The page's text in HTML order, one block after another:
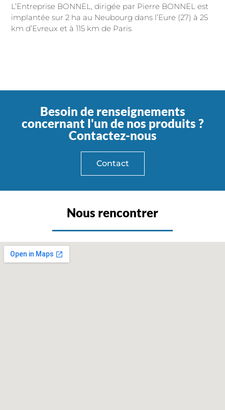
L’Entreprise BONNEL, dirigée par Pierre BONNEL est
implantée sur 2 ha au Neubourg dans l’Eure (27) à 25
km d’Evreux et à 115 km de Paris
Besoin de renseignements
concernant l'un de nos produits ?
Contactez-nous
Contact
Nous rencontrer